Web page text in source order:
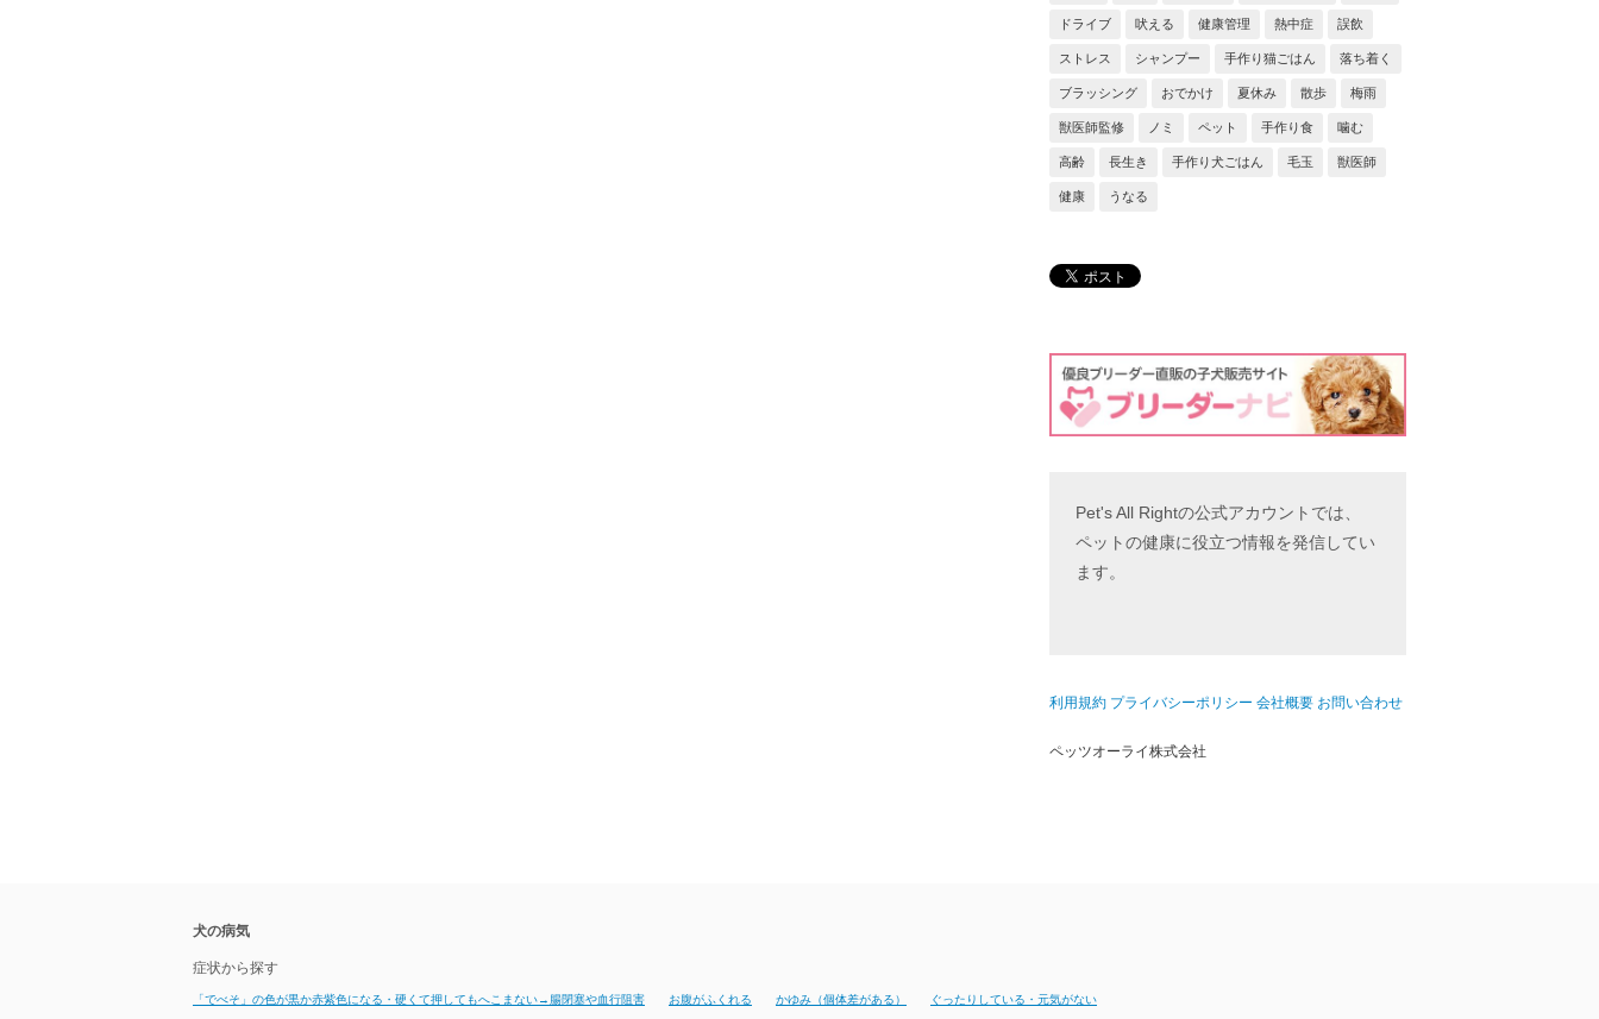
ドライブ 吠える 健康管理 熱中症 誤飲
ストレス シャンプー 手作り猫ごはん 落ち着く
ブラッシング おでかけ 夏休み 散歩 梅雨
獣医師監修 ノミ ペット 手作り食 噛む
高齢 長生き 手作り犬ごはん 毛玉 獣医師
健康 うなる
Pet's All Rightの公式アカウントでは、
ペットの健康に役立つ情報を発信してい
ます。
利用規約 プライバシーポリシー 会社概要 お問い合わせ
ペッツオーライ株式会社
犬の病気
症状から探す
「でべそ」の色が黒か赤紫色になる・硬くて押してもへこまない→腸閉塞や血行阻害 お腹がふくれる かゆみ（個体差がある） ぐったりしている・元気がない